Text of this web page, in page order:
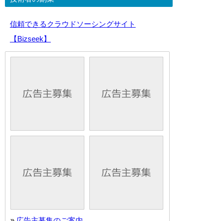
信頼できるクラウドソーシングサイト
【Bizseek】